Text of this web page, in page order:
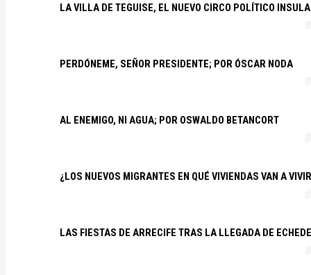
LA VILLA DE TEGUISE, EL NUEVO CIRCO POLÍTICO
PERDÓNEME, SEÑOR PRESIDENTE; POR ÓSCAR NODA
AL ENEMIGO, NI AGUA; POR OSWALDO BETANCORT
¿LOS NUEVOS MIGRANTES EN QUÉ VIVIENDAS VAN A
LAS FIESTAS DE ARRECIFE TRAS LA LLEGADA DE